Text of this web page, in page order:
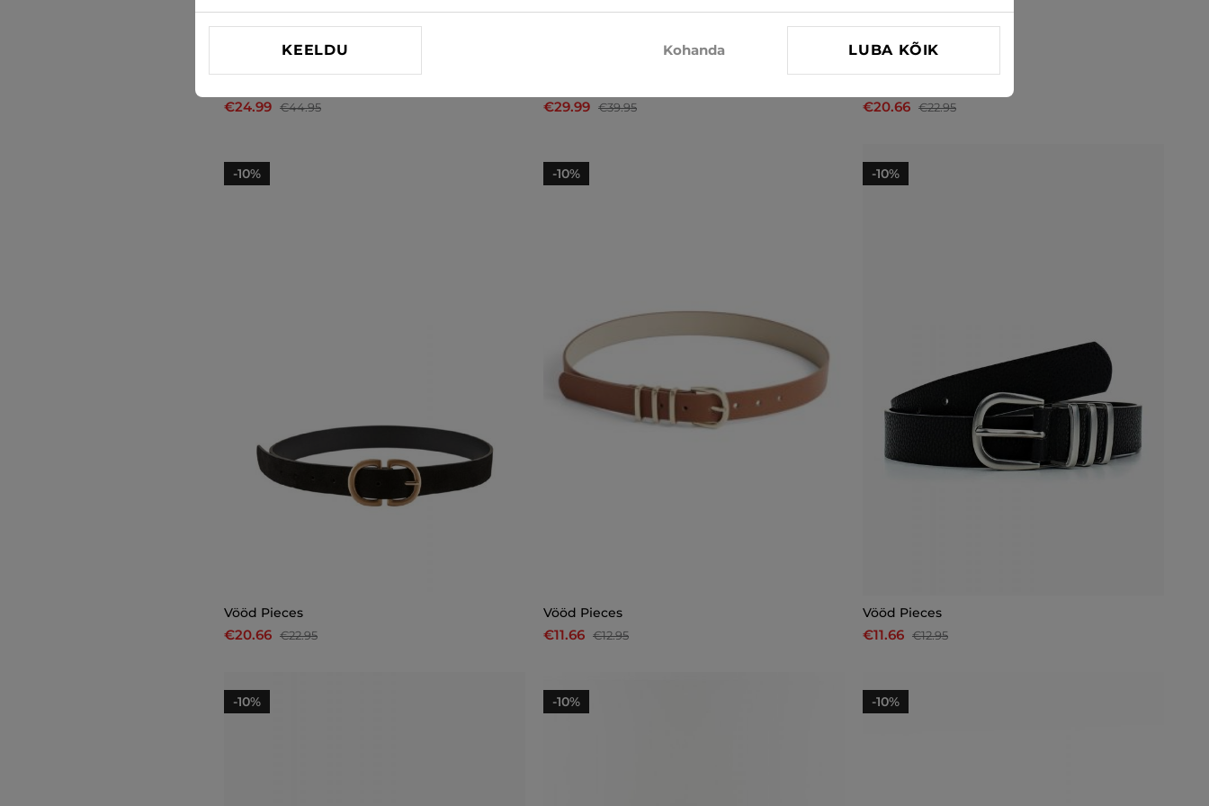
€24.99 €44.95
€29.99 €39.95
€20.66 €22.95
-10%
Vööd Pieces
€20.66 €22.95
-10%
Vööd Pieces
€11.66 €12.95
-10%
Vööd Pieces
€11.66 €12.95
-10% -10% -10%
KEELDU Kohanda LUBA KÕIK